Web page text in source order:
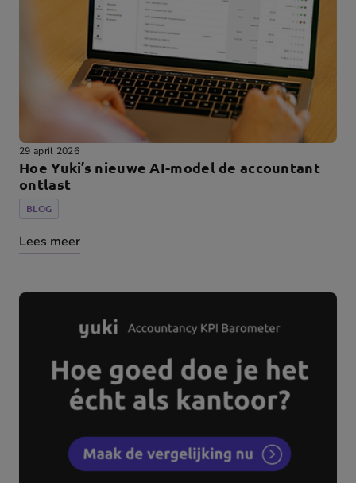
29 april 2026
Hoe Yuki’s nieuwe AI-model de accountant
ontlast
BLOG
Lees meer